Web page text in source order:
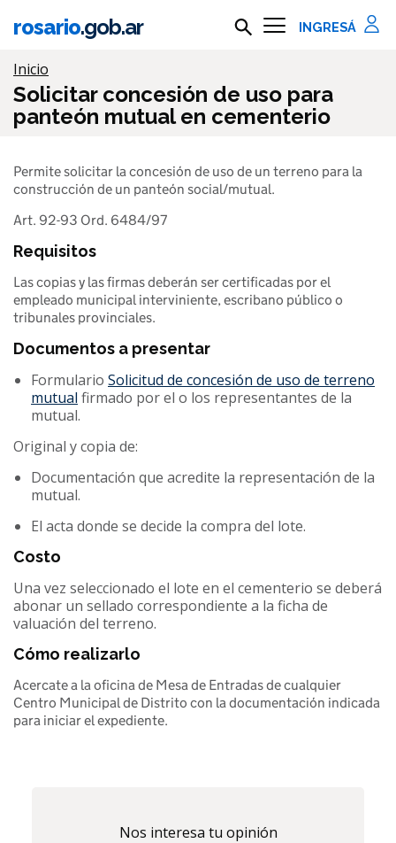
Ir al contenido principal
rosario.gob.ar Buscar en rosario.gob.ar
Información importante
Inicio
Solicitar concesión de uso para
panteón mutual en cementerio
Permite solicitar la concesión de uso de un terreno para la
construcción de un panteón social/mutual.
Art. 92-93 Ord. 6484/97
Requisitos
Las copias y las firmas deberán ser certificadas por el
empleado municipal interviniente, escribano público o
tribunales provinciales.
Documentos a presentar
Formulario Solicitud de concesión de uso de terreno
mutual firmado por el o los representantes de la
mutual.
Original y copia de:
Documentación que acredite la representación de la
mutual.
El acta donde se decide la compra del lote.
Costo
Una vez seleccionado el lote en el cementerio se deberá
abonar un sellado correspondiente a la ficha de
valuación del terreno.
Cómo realizarlo
Acercate a la oficina de Mesa de Entradas de cualquier
Centro Municipal de Distrito con la documentación indicada
para iniciar el expediente.
Nos interesa tu opinión